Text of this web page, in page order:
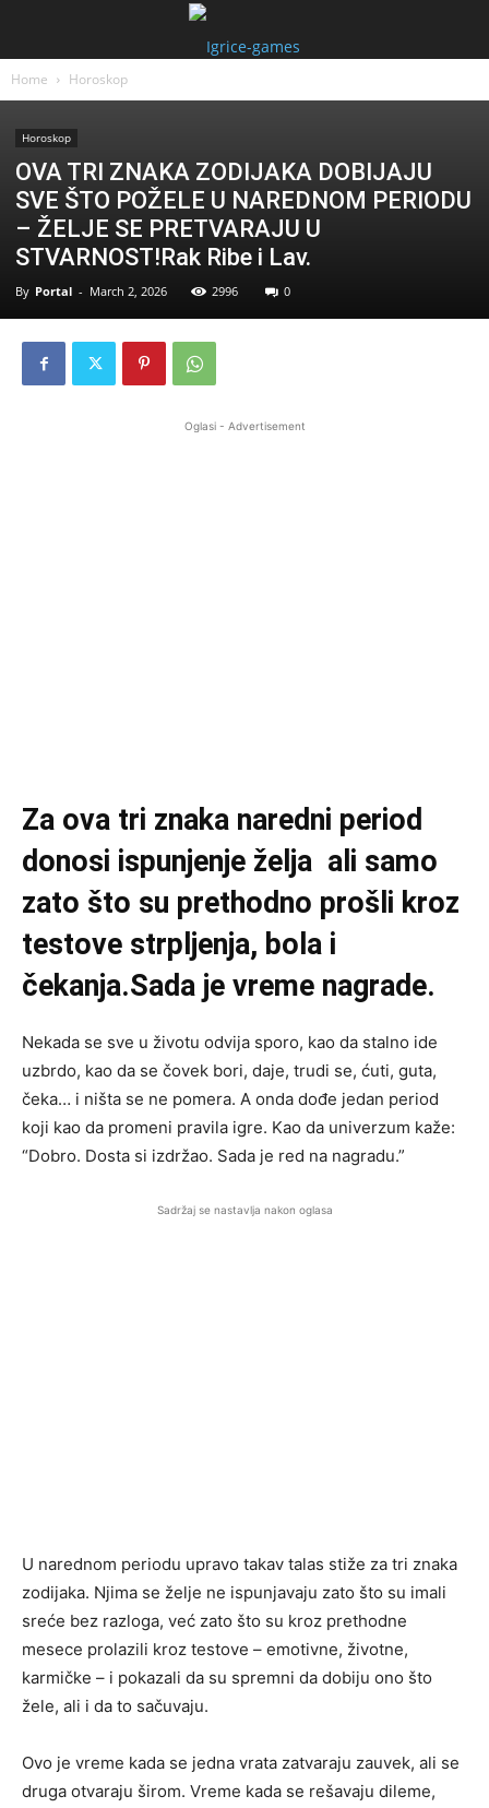
Home Horoskop
Horoskop
OVA TRI ZNAKA ZODIJAKA DOBIJAJU
SVE ŠTO POŽELE U NAREDNOM PERIODU
– ŽELJE SE PRETVARAJU U
STVARNOST!Rak Ribe i Lav.
By Portal - March 2, 2026 2996 0
Oglasi - Advertisement
Za ova tri znaka naredni period
donosi ispunjenje želja ali samo
zato što su prethodno prošli kroz
testove strpljenja, bola i
čekanja.Sada je vreme nagrade.
Nekada se sve u životu odvija sporo, kao da stalno ide
uzbrdo, kao da se čovek bori, daje, trudi se, ćuti, guta,
čeka… i ništa se ne pomera. A onda dođe jedan period
koji kao da promeni pravila igre. Kao da univerzum kaže:
“Dobro. Dosta si izdržao. Sada je red na nagradu.”
Sadržaj se nastavlja nakon oglasa
U narednom periodu upravo takav talas stiže za tri znaka
zodijaka. Njima se želje ne ispunjavaju zato što su imali
sreće bez razloga, već zato što su kroz prethodne
mesece prolazili kroz testove – emotivne, životne,
karmičke – i pokazali da su spremni da dobiju ono što
žele, ali i da to sačuvaju.
Ovo je vreme kada se jedna vrata zatvaraju zauvek, ali se
druga otvaraju širom. Vreme kada se rešavaju dileme,